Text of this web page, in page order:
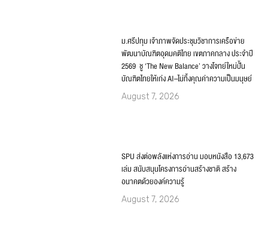
ม.ศรีปทุม เจ้าภาพจัดประชุมวิชาการเครือข่าย
พัฒนาบัณฑิตอุดมคติไทย เขตภาคกลาง ประจำปี
2569 ชู ‘The New Balance’ วางโจทย์ใหม่ปั้น
บัณฑิตไทยให้เก่ง AI–ไม่ทิ้งคุณค่าความเป็นมนุษย์
August 7, 2026
SPU ส่งต่อพลังแห่งการอ่าน มอบหนังสือ 13,673
เล่ม สนับสนุนโครงการอ่านสร้างชาติ สร้าง
อนาคตด้วยองค์ความรู้
August 7, 2026